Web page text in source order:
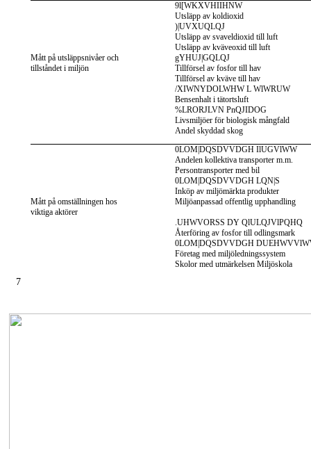
9l[WKXVHIIHNW
Utsläpp av koldioxid
)|UVXUQLQJ
Utsläpp av svaveldioxid till luft
Utsläpp av kväveoxid till luft
Mått på utsläppsnivåer och
gYHUJ|GQLQJ
tillståndet i miljön
Tillförsel av fosfor till hav
Tillförsel av kväve till hav
/XIWNYDOLWHW L WlWRUW
Bensenhalt i tätortsluft
%LRORJLVN PnQJIDOG
Livsmiljöer för biologisk mångfald
Andel skyddad skog
0LOM|DQSDVVDGH IlUGVlWW
Andelen kollektiva transporter m.m.
Persontransporter med bil
0LOM|DQSDVVDGH LQN|S
Inköp av miljömärkta produkter
Mått på omställningen hos
Miljöanpassad offentlig upphandling
viktiga aktörer
.UHWVORSS DY QlULQJVlPQHQ
Återföring av fosfor till odlingsmark
0LOM|DQSDVVDGH
Företag med miljöledningssystem
Skolor med utmärkelsen Miljöskola
7